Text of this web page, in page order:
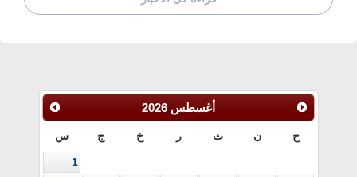
أغسطس 2026
ح ن ث ر خ ج س
1